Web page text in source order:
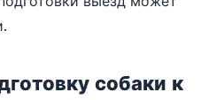
собаки к